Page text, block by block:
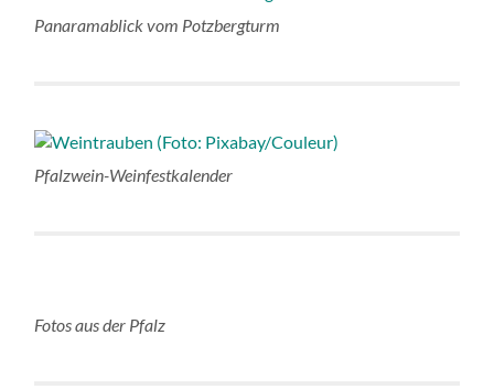
Panaramablick vom Potzbergturm
Pfalzwein-Weinfestkalender
Fotos aus der Pfalz